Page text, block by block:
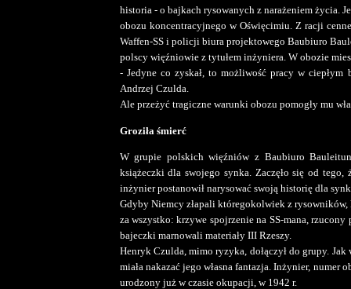
historia - o bajkach rysowanych z narażeniem życia.
obozu koncentracyjnego w Oświęcimiu. Z racji
Waffen-SS i policji biura projektowego Baubiuro
polscy więźniowie z tytułem inżyniera. W obozie
- Jedyne co zyskał, to możliwość pracy w
Andrzej Czulda.
Ale przeżyć tragiczne warunki obozu pomogły mu
Groziła śmierć
W grupie polskich więźniów z Baubiuro
książeczki dla swojego synka. Zaczęło się od
inżynier postanowił narysować swoją historię dla
Gdyby Niemcy złapali któregokolwiek z rysowników,
za wszystko: krzywe spojrzenie na SS-mana,
bajeczki marnowali materiały III Rzeszy.
Henryk Czulda, mimo ryzyka, dołączył do grupy.
miała nakazać jego własna fantazja. Inżynier, numer
urodzony już w czasie okupacji, w 1942 r.